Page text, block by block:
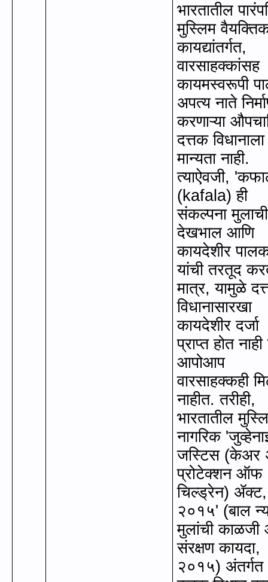
भारतातील
मुस्लिम
कायद्यांतर्गत,
वारसाहक्कांसह
कायमस्वरूपी
अपत्य नाते
करणाऱ्या
दत्तक विधानाला
मान्यता नाही.
त्याऐवजी, '
(kafala)ही
संकल्पना मुलाची
देखभाल आणि
कायदेशीर
यांची तरतूद
मात्र,यामुळे
विधानासारखा
कायदेशीर दर्जा
प्राप्त होत
आपोआप
वारसाहक्कही
नाहीत. तरीही,
भारतातील
नागरिक '
जस्टिस (केअर
प्रोटेक्शन ऑफ
चिल्ड्रेन) ॲक्ट,
२०१५' (बाल
मुलांची काळजी
संरक्षण कायदा,
२०१५) अंतर्गत